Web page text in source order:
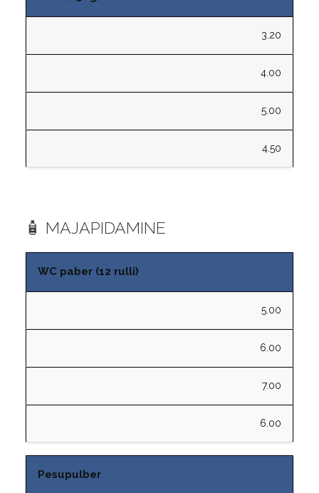
3.20
4.00
5.00
4.50
🧴 MAJAPIDAMINE
WC paber (12 rulli)
5.00
6.00
7.00
6.00
Pesupulber